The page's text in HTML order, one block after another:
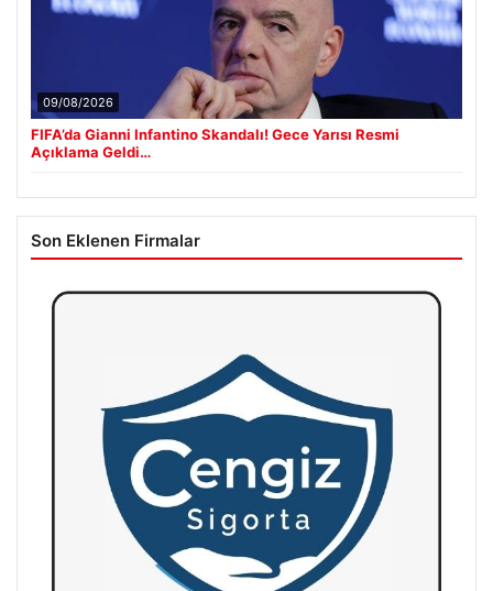
09/08/2026
FIFA’da Gianni Infantino Skandalı! Gece Yarısı Resmi
Açıklama Geldi…
Son Eklenen Firmalar